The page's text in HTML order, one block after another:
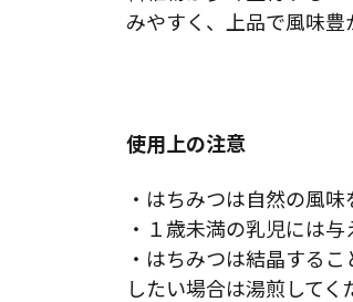
みやすく、上品で風味豊
使用上の注意
・はちみつは自然の風
・１歳未満の乳児には与
・はちみつは結晶する
したい場合は湯煎してく